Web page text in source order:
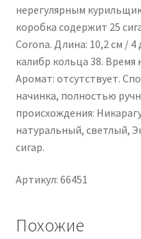
нерегулярным
коробка содержит 25
Corona. Длина: 10,2 см /
калибр кольца 38. Время
Аромат: отсутствует.
начинка, полностью
происхождения:
натуральный, светлый,
сигар.
Артикул: 66451
Похожие